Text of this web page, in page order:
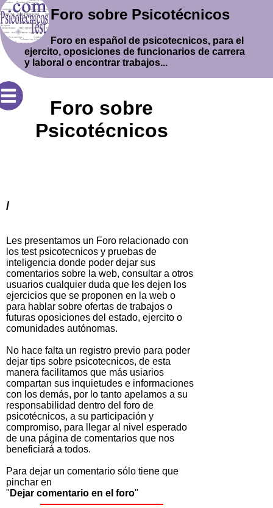
Foro sobre Psicotécnicos
Foro en español de psicotecnicos, para el
ejercito, oposiciones de funcionarios de carrera
y laboral o encontrar trabajos...
Foro sobre
Psicotécnicos
/
Les presentamos un Foro relacionado con
los test psicotecnicos y pruebas de
inteligencia donde poder dejar sus
comentarios sobre la web, consultar a otros
usuarios cualquier duda que les dejen los
ejercicios que se proponen en la web o
para hablar sobre ofertas de trabajos o
futuras oposiciones del estado, ejercito o
comunidades autónomas.
No hace falta un registro previo para poder
dejar tips sobre psicotecnicos, de esta
manera facilitamos que más usiarios
compartan sus inquietudes e informaciones
con los demás, por lo tanto apelamos a su
responsabilidad dentro del foro de
psicotécnicos, a su participación y
compromiso, para llegar al nivel esperado
de una página de comentarios que nos
beneficiará a todos.
Para dejar un comentario sólo tiene que
pinchar en
" Dejar comentario en el foro"